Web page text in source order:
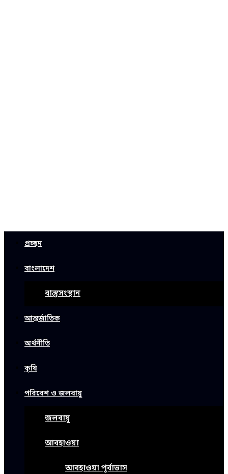
প্রচ্ছদ
বাংলাদেশ
বাস্তুসংস্থান
আন্তর্জাতিক
অর্থনীতি
কৃষি
পরিবেশ ও জলবায়ু
জলবায়ু
আবহাওয়া
আবহাওয়া পূর্বাভাস